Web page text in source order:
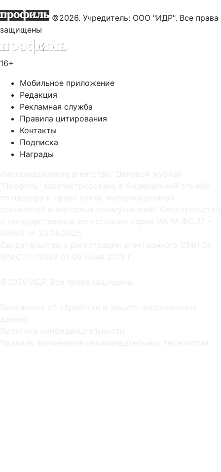
©2026. Учредитель: ООО "ИДР". Все права
защищены
16+
Мобильное приложение
Редакция
Рекламная служба
Правила цитирования
Контакты
Подписка
Награды